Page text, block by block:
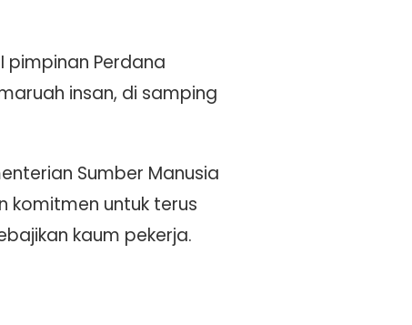
pimpinan Perdana
insan, di samping
Sumber Manusia
komitmen untuk terus
kaum pekerja.